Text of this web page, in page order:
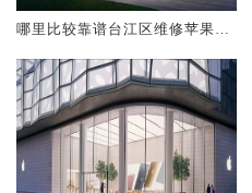
哪里比较靠谱台江区维修苹果X